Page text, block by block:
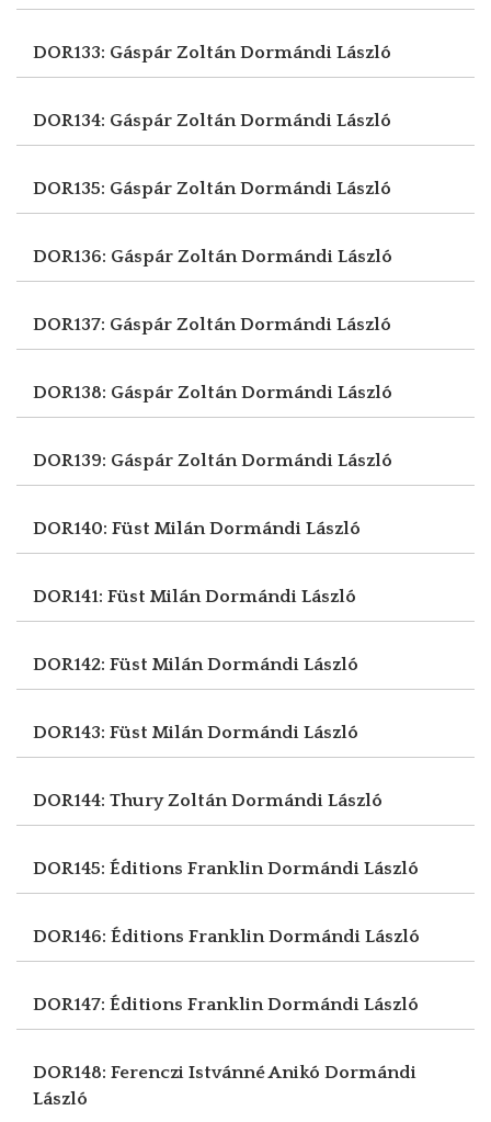
DOR133: Gáspár ZoltánDormándi László
DOR134: Gáspár ZoltánDormándi László
DOR135: Gáspár ZoltánDormándi László
DOR136: Gáspár ZoltánDormándi László
DOR137: Gáspár ZoltánDormándi László
DOR138: Gáspár ZoltánDormándi László
DOR139: Gáspár ZoltánDormándi László
DOR140: Füst MilánDormándi László
DOR141: Füst MilánDormándi László
DOR142: Füst MilánDormándi László
DOR143: Füst MilánDormándi László
DOR144: Thury ZoltánDormándi László
DOR145: Éditions FranklinDormándi László
DOR146: Éditions FranklinDormándi László
DOR147: Éditions FranklinDormándi László
DOR148: Ferenczi Istvánné Anikó Dormándi
László